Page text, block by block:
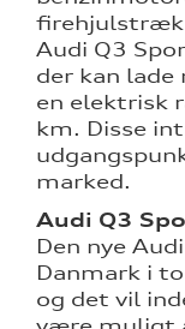
firehjulstræk
Audi Q3
der kan lade
en elektrisk
km. Disse
marked.
Audi Q3
Den nye
Danmark i
og det vil